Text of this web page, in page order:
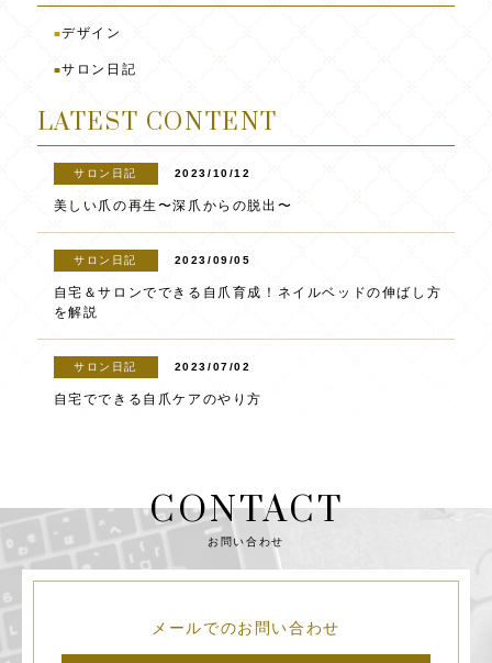
■デザイン
■サロン日記
LATEST CONTENT
サロン日記 2023/10/12
美しい爪の再生〜深爪からの脱出〜
サロン日記 2023/09/05
自宅＆サロンでできる自爪育成！ネイルベッドの伸ばし方
を解説
サロン日記 2023/07/02
自宅でできる自爪ケアのやり方
CONTACT
お問い合わせ
メールでのお問い合わせ